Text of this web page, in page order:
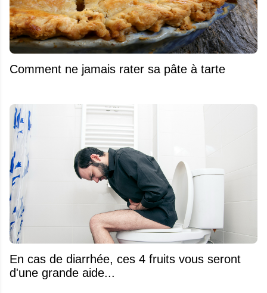
Comment ne jamais rater sa pâte à tarte
En cas de diarrhée, ces 4 fruits vous seront
d'une grande aide...